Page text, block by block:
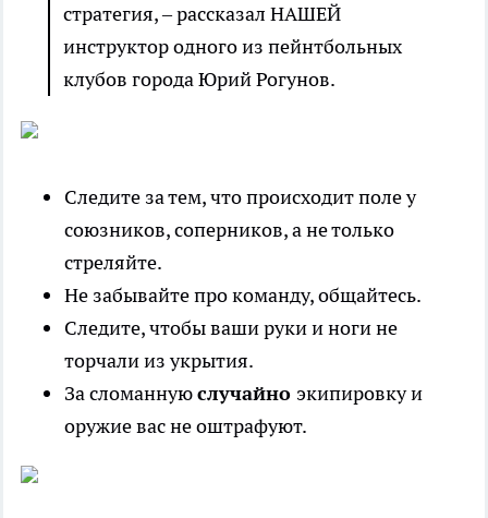
стратегия, – рассказал НАШЕЙ
инструктор одного из пейнтбольных
клубов города Юрий Рогунов.
Следите за тем, что происходит поле у
союзников, соперников, а не только
стреляйте.
Не забывайте про команду, общайтесь.
Следите, чтобы ваши руки и ноги не
торчали из укрытия.
За сломаннуюслучайно экипировку и
оружие вас не оштрафуют.